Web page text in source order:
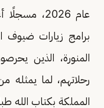
عام 2026،
برامج زيارات ضيوف
المنورة، الذين
رحلاتهم، لما
المملكة بكتاب الله